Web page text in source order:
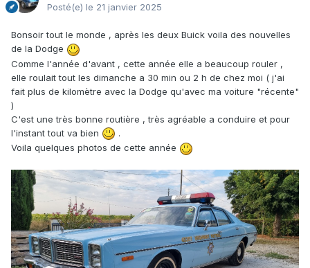
Posté(e) le 21 janvier 2025
Bonsoir tout le monde , après les deux Buick voila des nouvelles
de la Dodge
Comme l'année d'avant , cette année elle a beaucoup rouler ,
elle roulait tout les dimanche a 30 min ou 2 h de chez moi ( j'ai
fait plus de kilomètre avec la Dodge qu'avec ma voiture "récente"
)
C'est une très bonne routière , très agréable a conduire et pour
l'instant tout va bien
.
Voila quelques photos de cette année